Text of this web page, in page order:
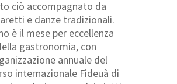
ciò accompagnato da
e danze tradizionali.
è il mese per eccellenza
gastronomia, con
annuale del
internazionale Fideuà di